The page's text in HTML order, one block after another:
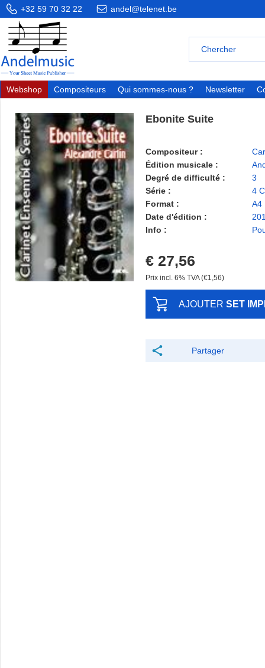
+32 59 70 32 22 andel@telenet.be
Webshop Compositeurs Qui sommes-nous ? Newsletter
Ebonite Suite
Compositeur :
Édition musicale :
Degré de difficulté :
3
Série :
4
Format :
A4
Date d'édition :
Info :
€ 27,56
Prix ​​incl. 6% TVA (€1,56)
AJOUTER SET
Partager